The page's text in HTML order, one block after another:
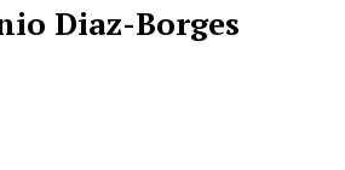
Diaz-Borges